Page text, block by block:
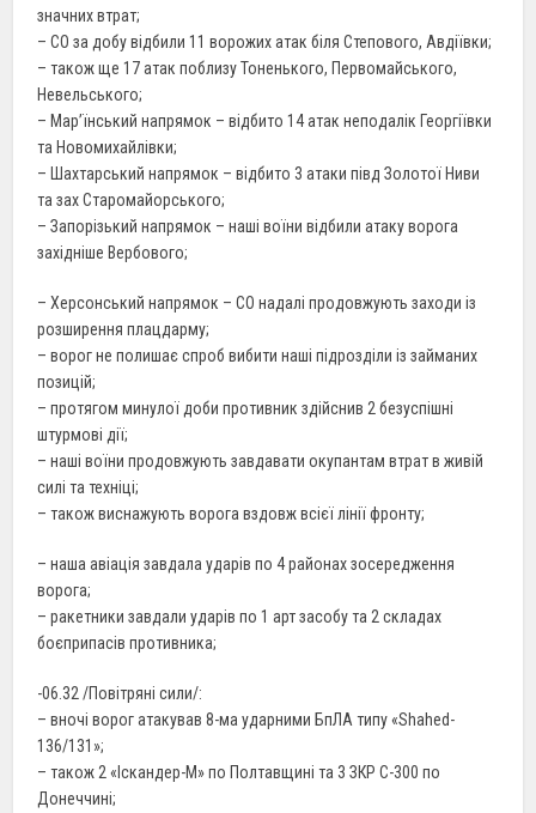
значних втрат;
– СО за добу відбили 11 ворожих атак біля Степового, Авдіївки;
– також ще 17 атак поблизу Тоненького, Первомайського,
Невельського;
– Мар’їнський напрямок – відбито 14 атак неподалік Георгіївки
та Новомихайлівки;
– Шахтарський напрямок – відбито 3 атаки півд Золотої Ниви
та зах Старомайорського;
– Запорізький напрямок – наші воїни відбили атаку ворога
західніше Вербового;
– Херсонський напрямок – СО надалі продовжують заходи із
розширення плацдарму;
– ворог не полишає спроб вибити наші підрозділи із займаних
позицій;
– протягом минулої доби противник здійснив 2 безуспішні
штурмові дії;
– наші воїни продовжують завдавати окупантам втрат в живій
силі та техніці;
– також виснажують ворога вздовж всієї лінії фронту;
– наша авіація завдала ударів по 4 районах зосередження
ворога;
– ракетники завдали ударів по 1 арт засобу та 2 складах
боєприпасів противника;
-06.32 /Повітряні сили/:
– вночі ворог атакував 8-ма ударними БпЛА типу «Shahed-
136/131»;
– також 2 «Іскандер-М» по Полтавщині та 3 ЗКР С-300 по
Донеччині;